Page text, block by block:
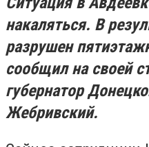
накаляться. В
разрушен
сообщил на своей
губернатор
Жебривский.